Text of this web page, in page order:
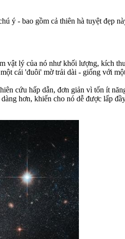
ý - bao gồm cả thiên hà tuyệt đẹp
vật lý của nó như khối lượng, kích
cái 'đuôi' mờ trải dài - giống với
cứu hấp dẫn, đơn giản vì tốn ít
hơn, khiến cho nó dễ được lấp